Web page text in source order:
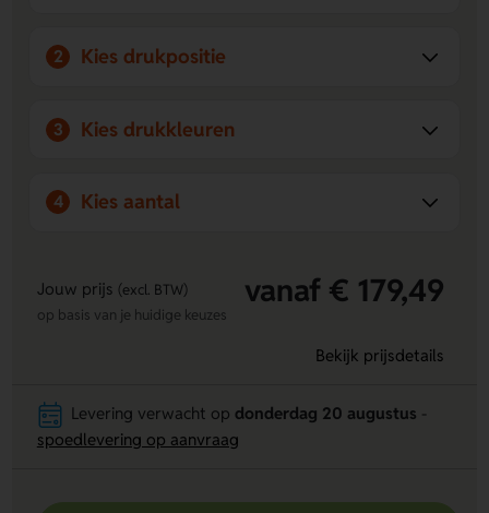
geeft een strakke look en is fijn in gebruik.
opnemen met Lavista voor een gratis drukproef.
2 Kies drukpositie
3 Kies drukkleuren
4 Kies aantal
Jouw prijs (excl. BTW) vanaf € 179,49
op basis van je huidige keuzes
Bekijk prijsdetails
Levering verwacht op donderdag 20 augustus
spoedlevering op aanvraag